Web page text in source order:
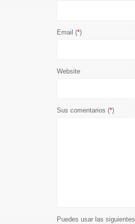
Email (*)
Website
Sus comentarios (*)
Puedes usar las siguientes